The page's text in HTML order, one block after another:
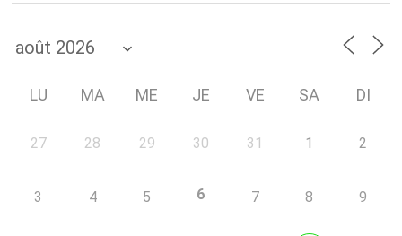
LU MA ME JE VE SA DI
27 28 29 30 31 1 2
3 4 5 6 7 8 9